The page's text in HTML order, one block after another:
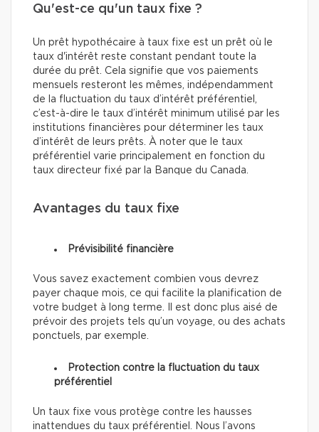
Qu'est-ce qu'un taux fixe ?
Un prêt hypothécaire à taux fixe est un prêt où le
taux d'intérêt reste constant pendant toute la
durée du prêt. Cela signifie que vos paiements
mensuels resteront les mêmes, indépendamment
de la fluctuation du taux d’intérêt préférentiel,
c’est-à-dire le taux d’intérêt minimum utilisé par les
institutions financières pour déterminer les taux
d’intérêt de leurs prêts. À noter que le taux
préférentiel varie principalement en fonction du
taux directeur fixé par la Banque du Canada.
Avantages du taux fixe
Prévisibilité financière
Vous savez exactement combien vous devrez
payer chaque mois, ce qui facilite la planification de
votre budget à long terme. Il est donc plus aisé de
prévoir des projets tels qu’un voyage, ou des achats
ponctuels, par exemple.
Protection contre la fluctuation du taux
préférentiel
Un taux fixe vous protège contre les hausses
inattendues du taux préférentiel. Nous l’avons